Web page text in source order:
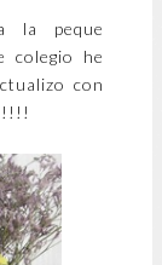
la peque
colegio he
con